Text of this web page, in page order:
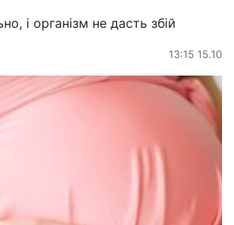
і організм не дасть збій
13:15 15.10